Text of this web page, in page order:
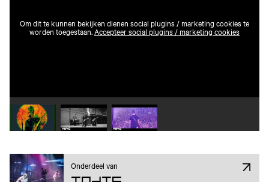
Om dit te kunnen bekijken dienen social plugins / marketing cookies te
worden toegestaan.Accepteer social plugins / marketing cookies
Speel video 1 afSpeel video 2 afSpeel video 3 af
Onderdeel van